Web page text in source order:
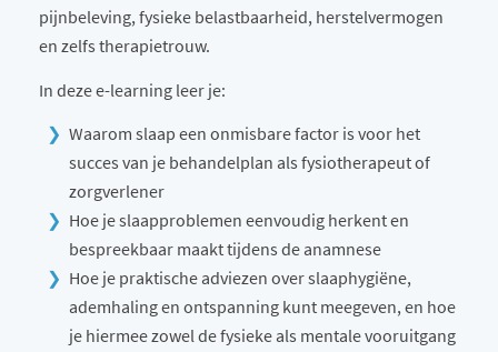
pijnbeleving, fysieke belastbaarheid, herstelvermogen
en zelfs therapietrouw.
In deze e-learning leer je:
Waarom slaap een onmisbare factor is voor het
succes van je behandelplan als fysiotherapeut of
zorgverlener
Hoe je slaapproblemen eenvoudig herkent en
bespreekbaar maakt tijdens de anamnese
Hoe je praktische adviezen over slaaphygiëne,
ademhaling en ontspanning kunt meegeven, en hoe
je hiermee zowel de fysieke als mentale vooruitgang